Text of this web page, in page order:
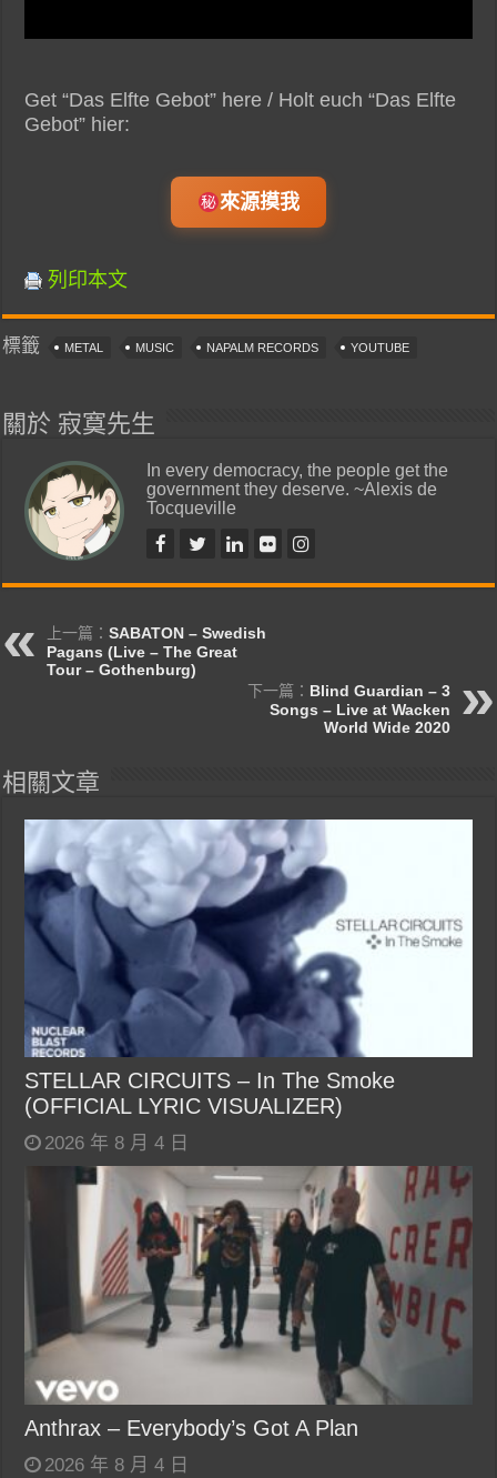
Get “Das Elfte Gebot” here / Holt euch “Das Elfte
Gebot” hier:
來源摸我
列印本文
標籤 METAL MUSIC NAPALM RECORDS YOUTUBE
關於 寂寞先生
In every democracy, the people get the
government they deserve. ~Alexis de
Tocqueville
上一篇：SABATON – Swedish
Pagans (Live – The Great
Tour – Gothenburg)
下一篇： Blind Guardian – 3
Songs – Live at Wacken
World Wide 2020
相關文章
STELLAR CIRCUITS – In The Smoke
(OFFICIAL LYRIC VISUALIZER)
2026 年 8 月 4 日
Anthrax – Everybody’s Got A Plan
2026 年 8 月 4 日